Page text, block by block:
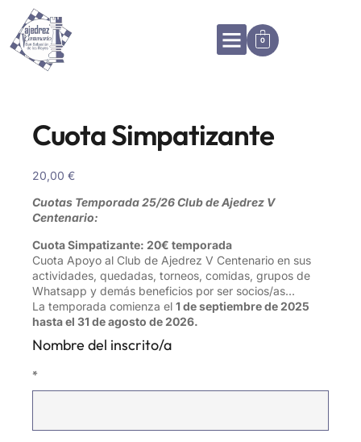
0
Cuota Simpatizante
20,00 €
Cuotas Temporada 25/26 Club de Ajedrez V
Centenario:
Cuota Simpatizante: 20€ temporada
Cuota Apoyo al Club de Ajedrez V Centenario en sus
actividades, quedadas, torneos, comidas, grupos de
Whatsapp y demás beneficios por ser socios/as…
La temporada comienza el 1 de septiembre de 2025
hasta el 31 de agosto de 2026.
Nombre del inscrito/a
*